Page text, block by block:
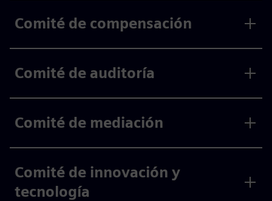
Comité de compensación
Comité de auditoría
Comité de mediación
Comité de innovación y
tecnología